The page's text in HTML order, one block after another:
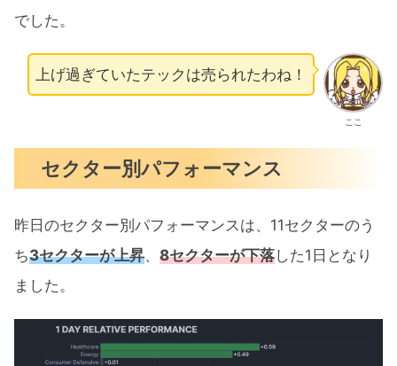
でした。
ここ
上げ過ぎていたテックは売られたわね！
セクター別パフォーマンス
昨日のセクター別パフォーマンスは、11セクターのう
ち3セクターが上昇、 8セクターが下落した1日となり
ました。